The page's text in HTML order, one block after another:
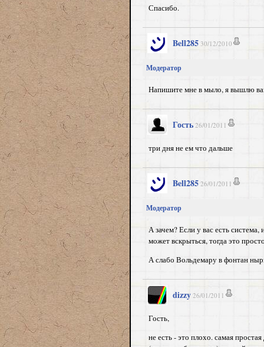
Спасибо.
Bell285 30/12/2010
Модератор
Напишите мне в мыло, я вышлю
Гость 26/01/2011
три дня не ем что дальше
Bell285 26/01/2011
Модератор
А зачем? Если у вас есть система,
может вскрыться, тогда это
А слабо Вольдемару в фонтан
dizzy 26/01/2011
Гость,
не есть - это плохо. самая